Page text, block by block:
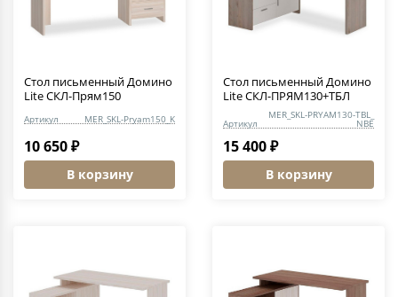
Стол письменный Домино
Lite СКЛ-Прям150
Артикул MER_SKL-Pryam150_K
10 650 ₽
В корзину
Стол письменный Домино
Lite СКЛ-ПРЯМ130+ТБЛ
Артикул
MER_SKL-PRYAM130-TBL_
NBE
15 400 ₽
В корзину